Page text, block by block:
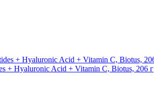
+ Hyaluronic Acid + Vitamin C, Biotus, 206 г